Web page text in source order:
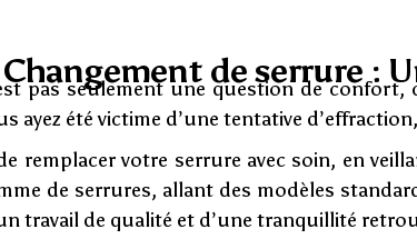
Changement de serrure :
pas seulement une question de
ayez été victime d’une tentative
remplacer votre serrure avec soin, en
de serrures, allant des modèles
travail de qualité et d’une tranquillité